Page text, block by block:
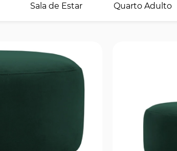
Sala de Estar Quarto Adulto